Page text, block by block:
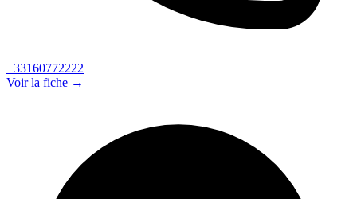
+33160772222
Voir la fiche →